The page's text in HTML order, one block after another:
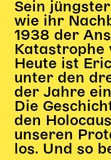
Gl!tch4
Wem gehört
House of
HAUS
Über Uns
Unser Blog
Sein
wie ihr
1938 der
Katastrophe
Heute ist
unter den
der Jahre
Die
den
unseren
los. Und so